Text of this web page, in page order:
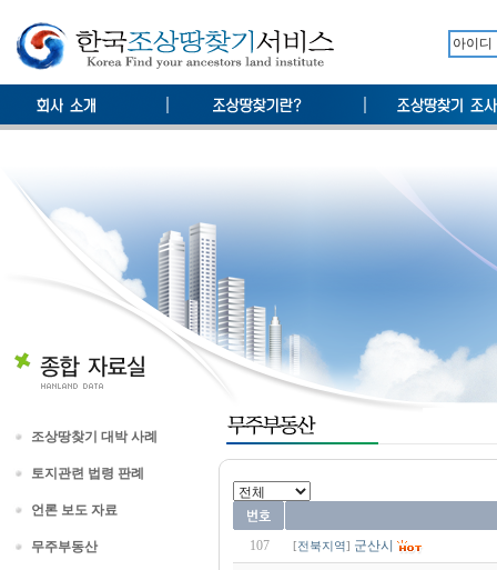
조상땅찾기 대박 사례
토지관련 법령 판례
언론 보도 자료
무주부동산 107 [전북지역] 군산시